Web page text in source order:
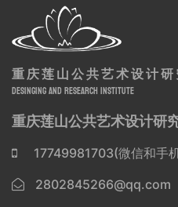
重庆莲山公共艺术设计研
DESINGING AND RESEARCH INSTITUTE
重庆莲山公共艺术设计研
17749981703(微信和手
2802845266@qq.com